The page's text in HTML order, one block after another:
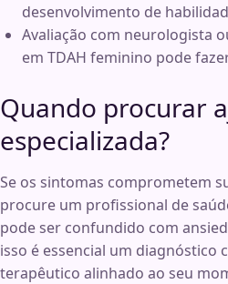
desenvolvimento de
Avaliação com neurologista
em TDAH feminino pode
Quando procurar
especializada?
Se os sintomas comprometem
procure um profissional de
pode ser confundido com
isso é essencial um diagnóstico
terapêutico alinhado ao seu